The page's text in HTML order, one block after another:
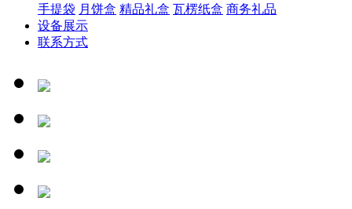
手提袋 月饼盒 精品礼盒 瓦楞纸盒 商务礼品
设备展示
联系方式